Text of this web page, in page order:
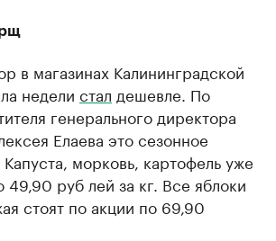
в магазинах Калининградской
недели стал дешевле. По
генерального директора
Елаева это сезонное
морковь, картофель уже
руб лей за кг. Все яблоки
стоят по акции по 69,90